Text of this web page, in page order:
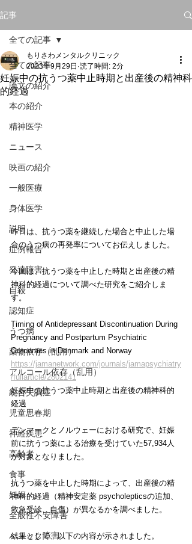
記事
全ての記事
論文の紹介
本の紹介
精神医学
ニュース
映画の紹介
一般医療
身体医学
説明
症例報告
発達障害
自殺
認知症
うつ病
薬物依存（乱用）
アルコール依存（乱用）
統合失調症
児童思春期
神経疾患
高齢者
食事
妊娠
全般性不安障害
パニック障害
全ての記事
妊娠中の抗うつ薬中止時期と出産後の精神科
的経過
もりさわメンタルクリニック
2023年9月29日 読了時間: 2分
昨日は、抗うつ薬を継続した場合と中止した場
合のうつ病の再発率についてお伝えしました。
今回は、抗うつ薬を中止した時期と出産後の精
神科的経過について調べた研究をご紹介しま
す。
Timing of Antidepressant Discontinuation During
Pregnancy and Postpartum Psychiatric
Outcomes in Denmark and Norway
https://jamanetwork.com/journals/jamapsychiatry
/fullarticle/2802141
妊娠中の抗うつ薬中止時期と出産後の精神科的
経過
デンマークとノルウェーにおける研究で、妊娠
前に抗うつ薬による治療を受けていた57,934人
が対象となりました。
抗うつ薬を中止した時期によって、出産後の精
神科的経過（精神安定薬 psycholepticsの追加、
救急受診、自傷）が異なるかを調べました。
結果として、以下の内容が示されました。